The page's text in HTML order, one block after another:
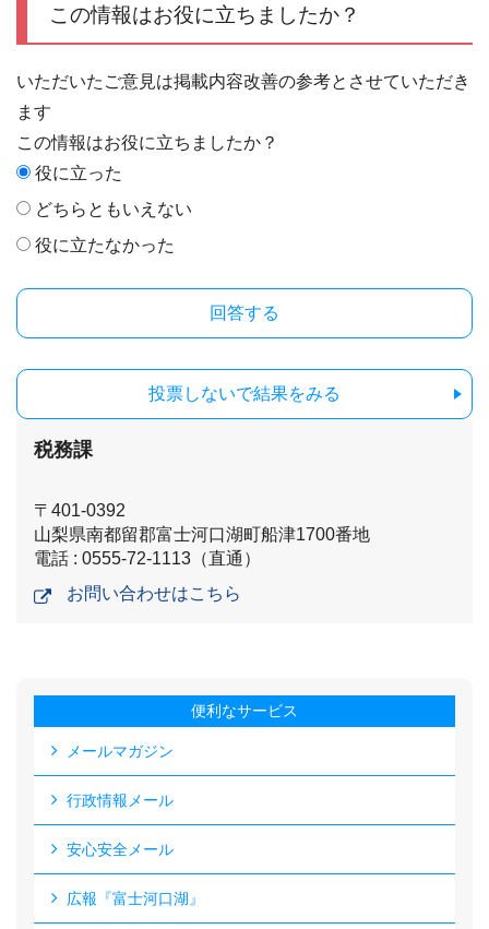
この情報はお役に立ちましたか？
いただいたご意見は掲載内容改善の参考とさせていただき
ます
この情報はお役に立ちましたか？
役に立った
どちらともいえない
役に立たなかった
投票しないで結果をみる
税務課
〒401-0392
山梨県南都留郡富士河口湖町船津1700番地
電話 : 0555-72-1113（直通）
お問い合わせはこちら
便利なサービス
メールマガジン
行政情報メール
安心安全メール
広報『富士河口湖』